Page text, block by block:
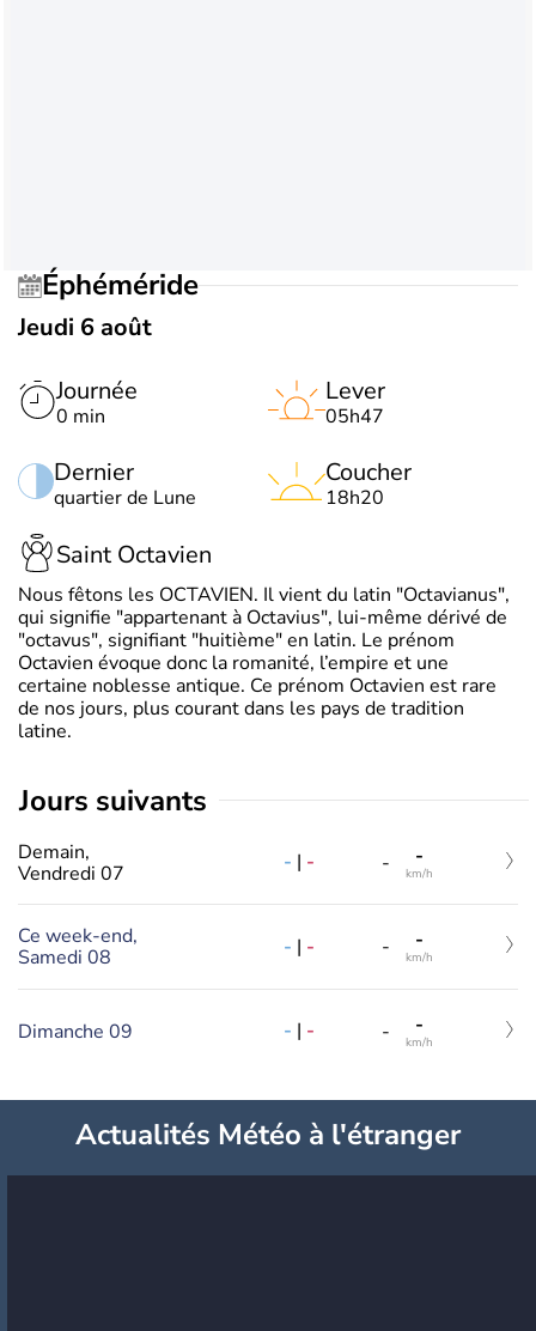
Éphéméride
Jeudi 6 août
Journée
0 min
Dernier
quartier de Lune
Lever
05h47
Coucher
18h20
Saint Octavien
Nous fêtons les OCTAVIEN. Il vient du latin "Octavianus",
qui signifie "appartenant à Octavius", lui-même dérivé de
"octavus", signifiant "huitième" en latin. Le prénom
Octavien évoque donc la romanité, l’empire et une
certaine noblesse antique. Ce prénom Octavien est rare
de nos jours, plus courant dans les pays de tradition
latine.
jours suivants
Demain,
Vendredi 07
- | - - -
km/h
Ce week-end,
Samedi 08
- | - - -
km/h
Dimanche 09 - | - - -
km/h
Actualités Météo à l'étranger